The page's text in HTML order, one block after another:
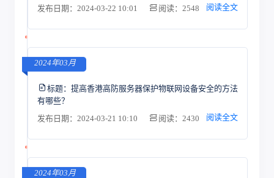
发布日期：2024-03-22 10:01
阅读：2548 阅读全文
2024年03月
标题： 提高香港高防服务器保护物联网设备安全的方法
有哪些？
发布日期：2024-03-21 10:10
阅读：2430 阅读全文
2024年03月